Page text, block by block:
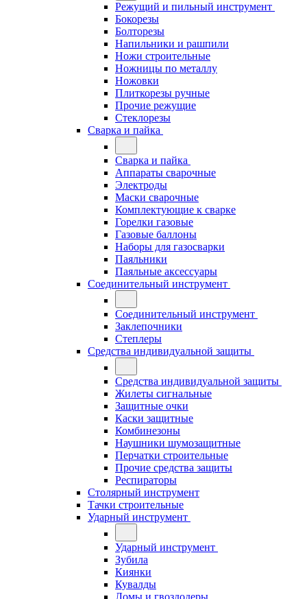
Режущий и пильный инструмент
Бокорезы
Болторезы
Напильники и рашпили
Ножи строительные
Ножницы по металлу
Ножовки
Плиткорезы ручные
Прочие режущие
Стеклорезы
Сварка и пайка
Сварка и пайка
Аппараты сварочные
Электроды
Маски сварочные
Комплектующие к сварке
Горелки газовые
Газовые баллоны
Наборы для газосварки
Паяльники
Паяльные аксессуары
Соединительный инструмент
Соединительный инструмент
Заклепочники
Степлеры
Средства индивидуальной защиты
Средства индивидуальной защиты
Жилеты сигнальные
Защитные очки
Каски защитные
Комбинезоны
Наушники шумозащитные
Перчатки строительные
Прочие средства защиты
Респираторы
Столярный инструмент
Тачки строительные
Ударный инструмент
Ударный инструмент
Зубила
Киянки
Кувалды
Ломы и гвоздодеры